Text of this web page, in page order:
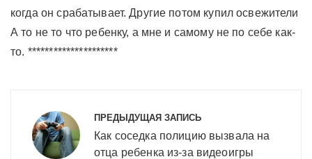
когда он срабатывает. Другие потом купил освежители
А то не то что ребенку, а мне и самому не по себе как-
то. *********************
записям
ПРЕДЫДУЩАЯ ЗАПИСЬ
Как соседка полицию вызвала на
отца ребенка из-за видеоигры